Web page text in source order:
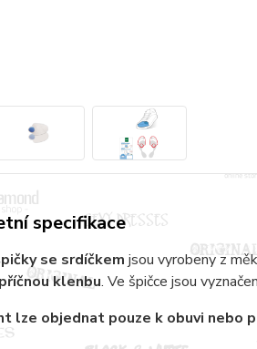
specifikace
se srdíčkem jsou vyrobeny z
příčnou klenbu. Ve špičce jsou
lze objednat pouze k obuvi nebo